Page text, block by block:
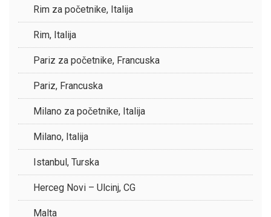
Rim za početnike, Italija
Rim, Italija
Pariz za početnike, Francuska
Pariz, Francuska
Milano za početnike, Italija
Milano, Italija
Istanbul, Turska
Herceg Novi – Ulcinj, CG
Malta